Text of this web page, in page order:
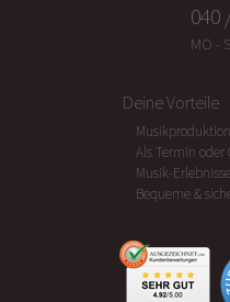
040
MO -
Deine Vorteile
Als Termin oder
Musik-
Bequeme &